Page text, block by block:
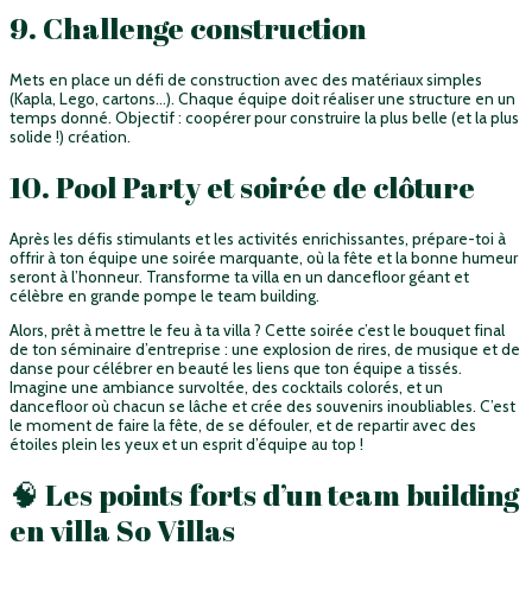
9. Challenge construction
Mets en place un défi de construction avec des matériaux simples
(Kapla, Lego, cartons…). Chaque équipe doit réaliser une structure en un
temps donné. Objectif : coopérer pour construire la plus belle (et la plus
solide !) création.
10. Pool Party et soirée de clôture
Après les défis stimulants et les activités enrichissantes, prépare-toi à
offrir à ton équipe une soirée marquante, où la fête et la bonne humeur
seront à l’honneur. Transforme ta villa en un dancefloor géant et
célèbre en grande pompe le team building.
Alors, prêt à mettre le feu à ta villa ? Cette soirée c’est le bouquet final
de ton séminaire d’entreprise : une explosion de rires, de musique et de
danse pour célébrer en beauté les liens que ton équipe a tissés.
Imagine une ambiance survoltée, des cocktails colorés, et un
dancefloor où chacun se lâche et crée des souvenirs inoubliables. C’est
le moment de faire la fête, de se défouler, et de repartir avec des
étoiles plein les yeux et un esprit d’équipe au top !
🧠 Les points forts d’un team building
en villa So Villas